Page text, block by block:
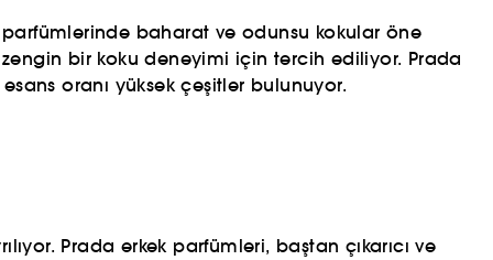
baharat ve odunsu kokular öne
zengin bir koku deneyimi için tercih ediliyor. Prada
oranı yüksek çeşitler bulunuyor.
Prada erkek parfümleri, baştan çıkarıcı ve